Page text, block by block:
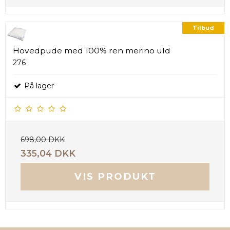
Tilbud
Hovedpude med 100% ren merino uld
276
På lager
698,00 DKK
335,04 DKK
VIS PRODUKT